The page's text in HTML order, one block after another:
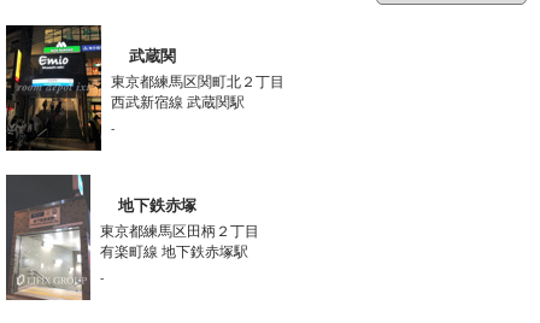
武蔵関
東京都練馬区関町北２丁目
西武新宿線 武蔵関駅
-
地下鉄赤塚
東京都練馬区田柄２丁目
有楽町線 地下鉄赤塚駅
-